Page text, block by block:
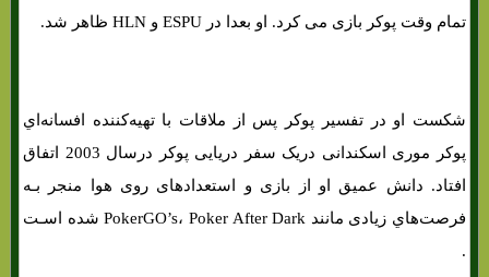
تمام وقت پوکر بازی می کرد. او بعدا در ESPU و HLN ظاهر شد.
شکست او در تفسیر پوکر پس از ملاقات با تهیه‌کننده افسانه‌اي
پوکر موری اسکندانی دریک سفر دریایی پوکر درسال 2003 اتفاق
افتاد. دانش عمیق او از بازی و استعدادهای روی هوا منجر بـه
فرصت‌هاي‌ زیادی مانند PokerGO’s، Poker After Dark شده اسـت
.